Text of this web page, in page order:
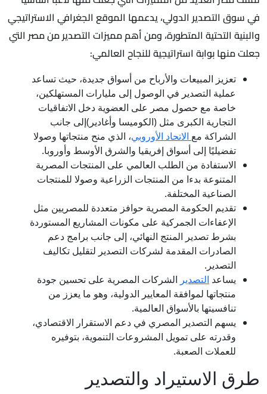
في سوق التصدير الدولي، يدعمها الموقع الجغرافي الاستراتيجي
والبنية التحتية المتطورة، ومن أهم مميزات التصدير من مصر التي
جعلت منها بوابة استراتيجية للنجاح العالمي:
تعزيز المبيعات والأرباح من أسواق جديدة، حيث تساعد
عملية التصدير في الوصول إلى مليارات المستهلكين،
خاصة مع حصول مصر على العضوية دخل الاتفاقيات
التجارية الكبرى مثل (الكوميسا وأغادير)إلى جانب
الشراكة مع الاتحاد الأوروبي، الذي منح منتجاتها وصولا
تفضيليًا إلى أسواق إفريقيا والشرق الأوسط وأوروبا.
الاستفادة من الطلب العالمي على المنتجات المصرية
المتنوعة بدءا من المنتجات الزراعية وصولا للمنتجات
الصناعية المختلفة.
تقديم الحكومة المصرية حوافز متعددة للمصريين مثل
الإعفاءات الجمركية على مكونات المشاريع المستوردة
بشرط تصدير المنتج النهائي، إلى جانب برامج دعم
الصادرات المقدمة لشركات التصدير لتقليل تكاليف
التصدير.
يساعد التصدير الشركات المصرية على تحسين جودة
منتجاتها لموافقة المعايير الدولية، وهو ما يعزز من
تنافسيتها بالأسواق العالمية.
يسهم التصدير المصري في دعم الاستقرار الاقتصادي،
وقدرته على تمويل المشروعات التنموية، بتوفيره
للعملات الصعبة.
طرق الاستيراد والتصدير